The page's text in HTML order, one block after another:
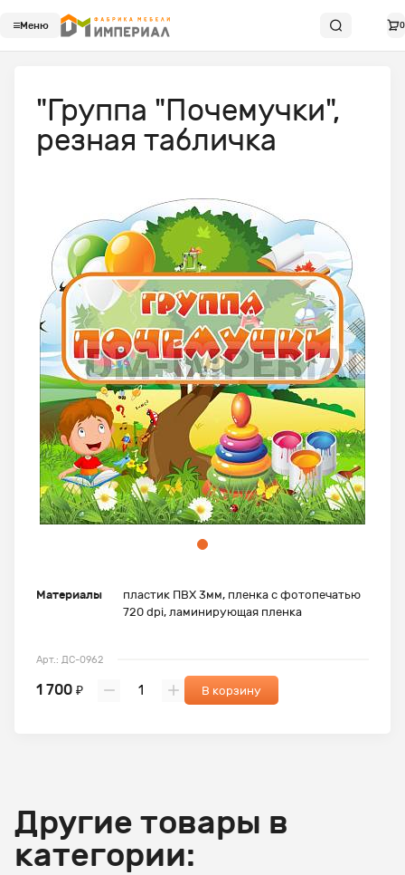
Меню 0
Материалы
пластик ПВХ 3мм, пленка с фотопечатью
720 dpi, ламинирующая пленка
Арт.: ДС-0962
1 700 ₽ В корзину
"Группа "Почемучки",
резная табличка
Другие товары в
категории: